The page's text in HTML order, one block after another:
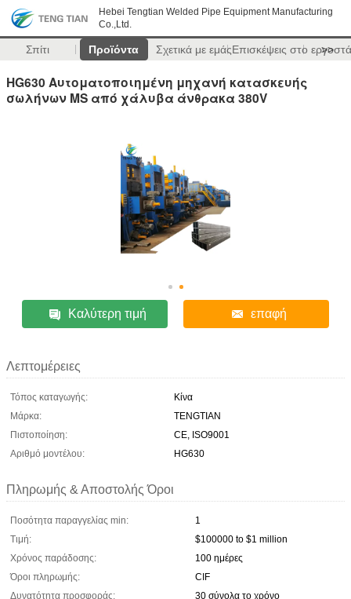
Hebei Tengtian Welded Pipe Equipment Manufacturing
Co.,Ltd.
Σπίτι Προϊόντα Σχετικά με εμάςΕπισκέψεις στο >>
HG630 Αυτοματοποιημένη μηχανή κατασκευής
σωλήνων MS από χάλυβα άνθρακα 380V
Καλύτερη τιμή επαφή
Λεπτομέρειες
Τόπος καταγωγής:
Κίνα
Μάρκα:
TENGTIAN
Πιστοποίηση:
CE, ISO9001
Αριθμό μοντέλου:
HG630
Πληρωμής & Αποστολής Όροι
Ποσότητα παραγγελίας min:
1
Τιμή:
$100000 to $1 million
Χρόνος παράδοσης:
100 ημέρες
Όροι πληρωμής:
CIF
Δυνατότητα προσφοράς:
30 σύνολα το χρόνο